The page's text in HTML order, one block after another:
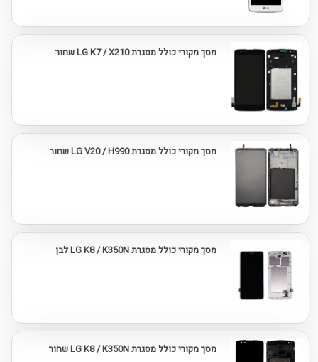
מסך מקורי כולל מסגרת LG K7 / X210 שחור
מסך מקורי כולל מסגרת LG V20 / H990 שחור
מסך מקורי כולל מסגרת LG K8 / K350N לבן
מסך מקורי כולל מסגרת LG K8 / K350N שחור